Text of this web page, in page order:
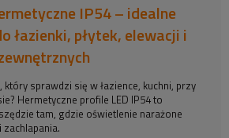
IP54 – idealne
łazienki, płytek, elewacji i
który sprawdzi się w łazience, kuchni, przy
Hermetyczne profile LED IP54 to
tam, gdzie oświetlenie narażone